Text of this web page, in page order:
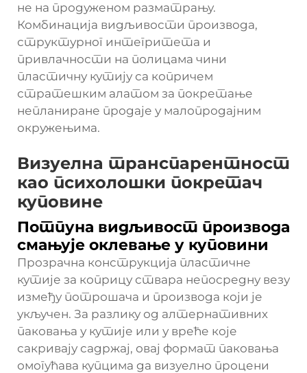
не на продуженом разматрању.
Комбинација видљивости производа,
структурног интегритета и
привлачности на полицама чини
пластичну кутију са копричем
стратешким алатом за покретање
непланиране продаје у малопродајним
окружењима.
Визуелна транспарентност
као психолошки покретач
куповине
Потпуна видљивост производа
смањује оклевање у куповини
Прозрачна конструкција пластичне
кутије за коприцу ствара непосредну везу
између потрошача и производа који је
укључен. За разлику од алтернативних
паковања у кутије или у вреће које
сакривају садржај, овај формат паковања
омогућава купцима да визуелно процени